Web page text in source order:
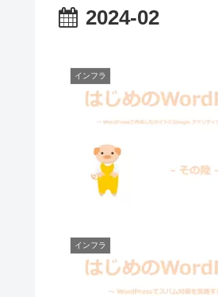
2024-02
インフラ
インフラ